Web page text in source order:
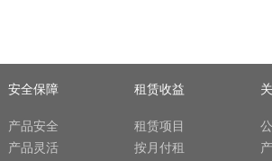
安全保障
产品安全
产品灵活
租赁收益
租赁项目
按月付租